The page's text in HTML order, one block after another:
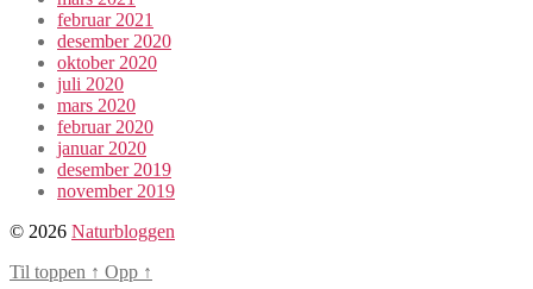
februar 2021
desember 2020
oktober 2020
juli 2020
mars 2020
februar 2020
januar 2020
desember 2019
november 2019
© 2026 Naturbloggen
Til toppen ↑ Opp ↑